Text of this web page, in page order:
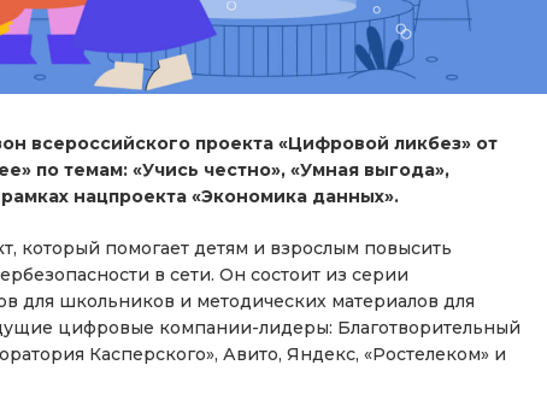
всероссийского проекта «Цифровой ликбез» от
по темам: «Учись честно», «Умная выгода»,
нацпроекта «Экономика данных».
который помогает детям и взрослым повысить
в сети. Он состоит из серии
для школьников и методических материалов для
цифровые компании-лидеры: Благотворительный
Касперского», Авито, Яндекс, «Ростелеком» и